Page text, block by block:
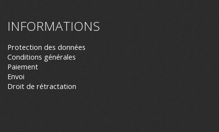
INFORMATIONS
Protection des données
Conditions générales
Paiement
Envoi
Droit de rétractation